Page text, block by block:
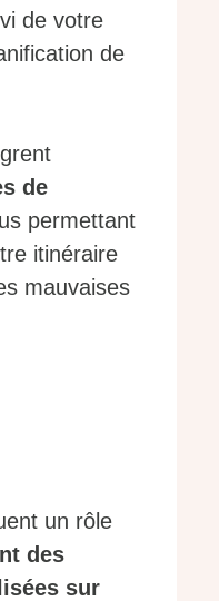
de votre
de
de
permettant
itinéraire
mauvaises
un rôle
des
sur